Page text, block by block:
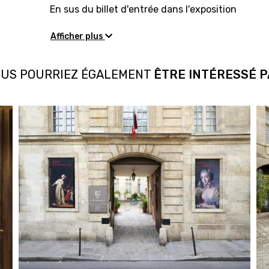
En sus du billet d'entrée dans l'exposition
Afficher plus
POURRIEZ ÉGALEMENT ÊTRE INTÉRESSÉ